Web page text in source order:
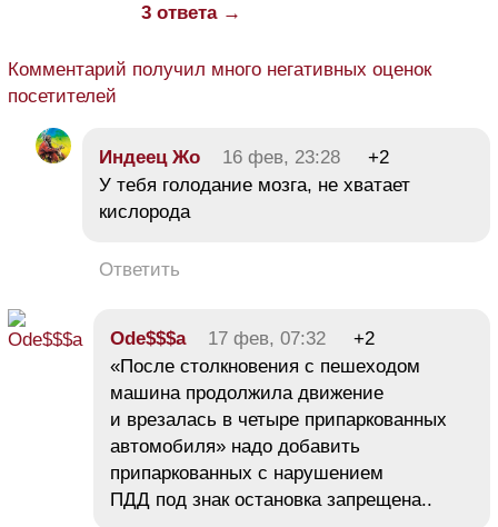
3 ответа →
Комментарий получил много негативных оценок
посетителей
Индеец Жо 16 фев, 23:28
+2
У тебя голодание мозга, не хватает
кислорода
Ответить
Ode$$$a 17 фев, 07:32
+2
«После столкновения с пешеходом
машина продолжила движение
и врезалась в четыре припаркованных
автомобиля» надо добавить
припаркованных с нарушением
ПДД под знак остановка запрещена..